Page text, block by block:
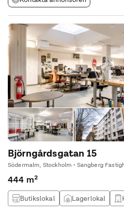
Björngårdsgatan 15
Södermalm, Stockholm • Sangberg
444 m²
Butikslokal Lagerlokal